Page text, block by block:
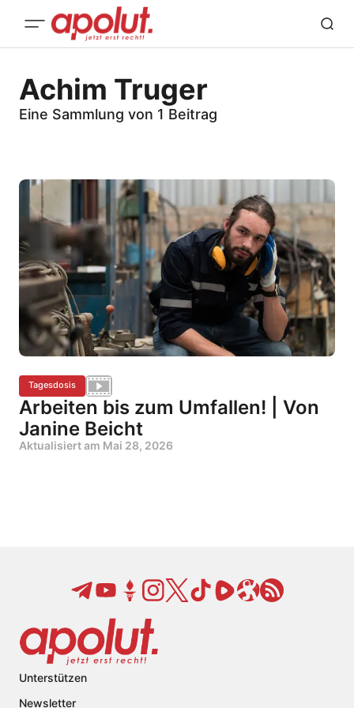
Achim Truger
Eine Sammlung von 1 Beitrag
Tagesdosis
Arbeiten bis zum Umfallen! | Von
Janine Beicht
Aktualisiert am Mai 28, 2026
Unterstützen
Newsletter